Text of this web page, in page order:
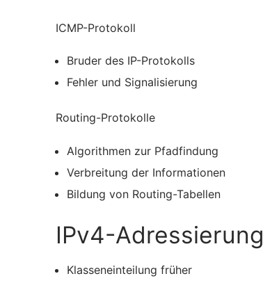
ICMP-Protokoll
Bruder des IP-Protokolls
Fehler und Signalisierung
Routing-Protokolle
Algorithmen zur Pfadfindung
Verbreitung der Informationen
Bildung von Routing-Tabellen
IPv4-Adressierung
Klasseneinteilung früher